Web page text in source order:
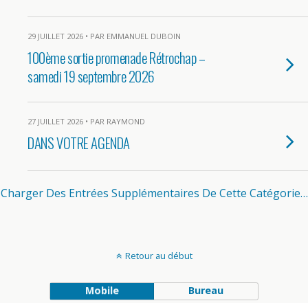
29 JUILLET 2026 • PAR EMMANUEL DUBOIN
100ème sortie promenade Rétrochap –
samedi 19 septembre 2026
27 JUILLET 2026 • PAR RAYMOND
DANS VOTRE AGENDA
Charger Des Entrées Supplémentaires De Cette Catégorie…
Retour au début
Mobile Bureau